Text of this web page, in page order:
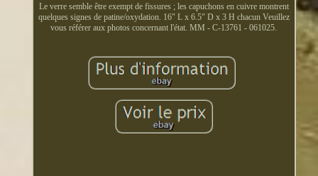
Le verre semble être exempt de fissures ; les capuchons en cuivre montrent
quelques signes de patine/oxydation. 16" L x 6.5" D x 3 H chacun Veuillez
vous référer aux photos concernant l'état. MM - C-13761 - 061025.